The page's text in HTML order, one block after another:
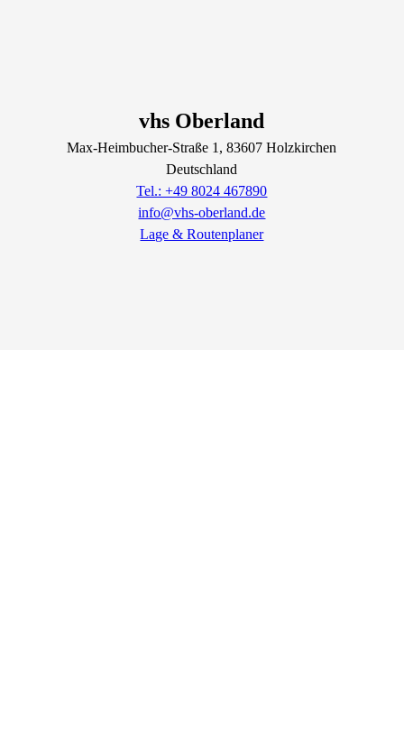
vhs Oberland
Max-Heimbucher-Straße 1 , 83607Holzkirchen
Deutschland
Tel.: +49 8024 467890
info@vhs-oberland.de
Lage & Routenplaner